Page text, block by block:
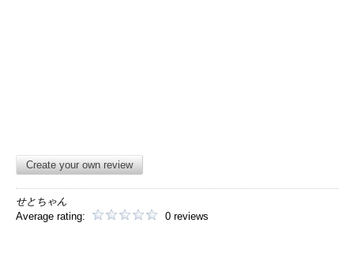
Create your own review
せとちゃん
Average rating:
0 reviews